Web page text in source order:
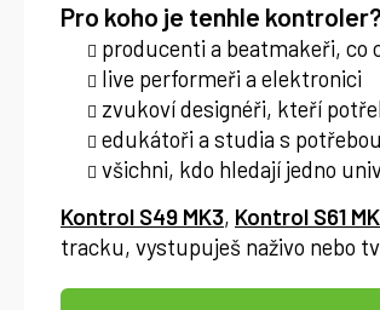
Pro koho je tenhle kontroler?
producenti a beatmakeři, co
live performeři a elektronici
zvukoví designéři, kteří
edukátoři a studia s
všichni, kdo hledají jedno
Kontrol S49 MK3, Kontrol S61
tracku, vystupuješ naživo nebo